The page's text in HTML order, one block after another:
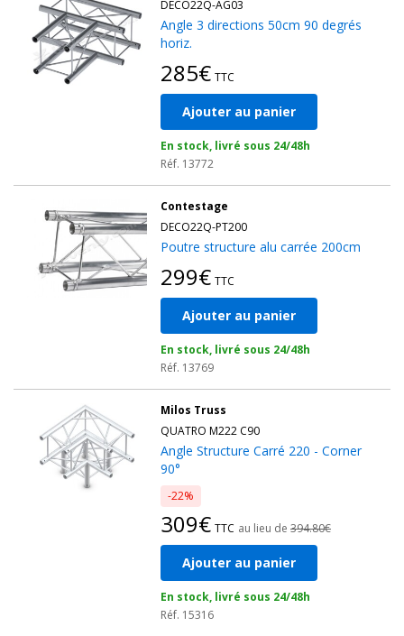
DECO22Q-AG03
Angle 3 directions 50cm 90 degrés
horiz.
285€ TTC
Ajouter au panier
En stock, livré sous 24/48h
Réf. 13772
Contestage
DECO22Q-PT200
Poutre structure alu carrée 200cm
299€ TTC
Ajouter au panier
En stock, livré sous 24/48h
Réf. 13769
Milos Truss
QUATRO M222 C90
Angle Structure Carré 220 - Corner
90°
-22%
309€ TTC au lieu de 394.80€
Ajouter au panier
En stock, livré sous 24/48h
Réf. 15316